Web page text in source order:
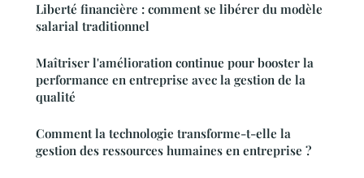
Liberté financière : comment se libérer du modèle
salarial traditionnel
Maîtriser l'amélioration continue pour booster la
performance en entreprise avec la gestion de la
qualité
Comment la technologie transforme-t-elle la
gestion des ressources humaines en entreprise ?